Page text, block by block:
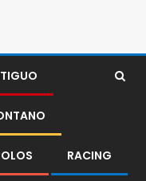
RACING